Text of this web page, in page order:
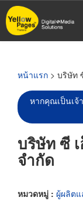
ข้าม
ไป
หน้าแรก > บริษัท
หากคุณเป็นเจ้
บริษัท ซี
จำกัด
หมวดหมู่ : ผู้ผลิต